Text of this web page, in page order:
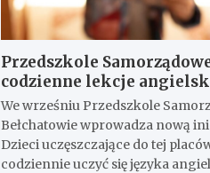
Przedszkole
codzienne lekcje
We wrześniu Przedszkole
Bełchatowie wprowadza nową
Dzieci uczęszczające do tej
codziennie uczyć się języka